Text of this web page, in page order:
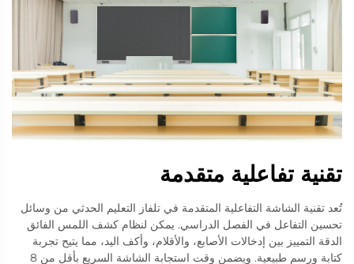
تقنية تفاعلية متقدمة
تُعد تقنية الشاشة التفاعلية المتقدمة في تلفاز التعليم الحدثي من وسائل
تحسين التفاعل في الفصل الدراسي. يمكن لنظام كشف اللمس الفائق
الدقة التمييز بين إدخالات الأصابع، والأقلام، وأكف اليد، مما يتيح تجربة
كتابة ورسم طبيعية. ويضمن وقت استجابة الشاشة السريع بأقل من 8